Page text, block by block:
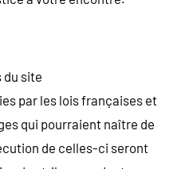
du site
par les lois françaises et
qui pourraient naître de
de celles-ci seront